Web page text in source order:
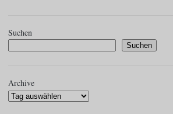
Suchen
Suchen
Archive